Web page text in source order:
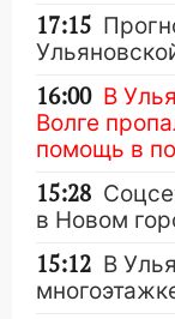
17:15
16:00 В
Волге
помощь в
15:28
в Новом
15:12 В